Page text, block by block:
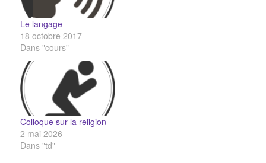
Le langage
18 octobre 2017
Dans "cours"
Colloque sur la religion
2 mai 2026
Dans "td"